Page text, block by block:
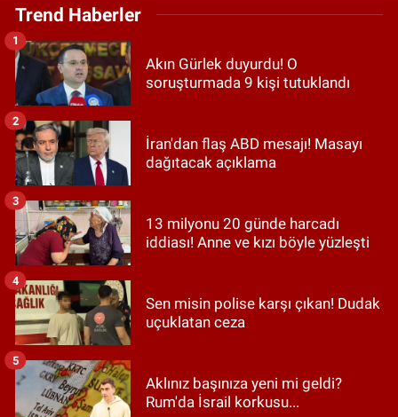
Trend Haberler
Akın Gürlek duyurdu! O
soruşturmada 9 kişi tutuklandı
1
İran'dan flaş ABD mesajı! Masayı
dağıtacak açıklama
2
13 milyonu 20 günde harcadı
iddiası! Anne ve kızı böyle yüzleşti
3
Sen misin polise karşı çıkan! Dudak
uçuklatan ceza
4
Aklınız başınıza yeni mi geldi?
Rum'da İsrail korkusu...
5